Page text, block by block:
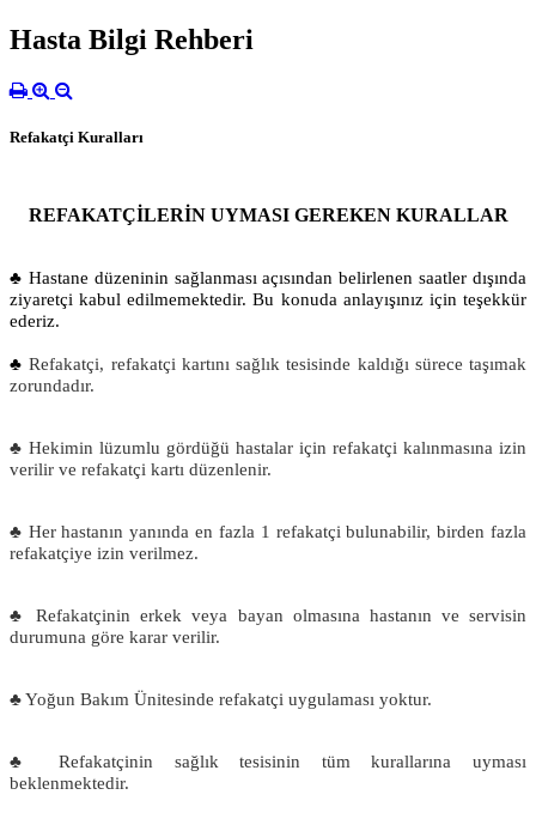
Hasta Bilgi Rehberi
Refakatçi Kuralları
REFAKATÇİLERİN UYMASI GEREKEN KURALLAR
♣ Hastane düzeninin sağlanması açısından belirlenen saatler dışında
ziyaretçi kabul edilmemektedir. Bu konuda anlayışınız için teşekkür
ederiz.
♣Refakatçi, refakatçi kartını sağlık tesisinde kaldığı sürece taşımak
zorundadır.
♣ Hekimin lüzumlu gördüğü hastalar için refakatçi kalınmasına izin
verilir ve refakatçi kartı düzenlenir.
♣ Her hastanın yanında en fazla 1 refakatçi bulunabilir, birden fazla
refakatçiye izin verilmez.
♣ Refakatçinin erkek veya bayan olmasına hastanın ve servisin
durumuna göre karar verilir.
♣ Yoğun Bakım Ünitesinde refakatçi uygulaması yoktur.
♣ Refakatçinin sağlık tesisinin tüm kurallarına uyması
beklenmektedir.